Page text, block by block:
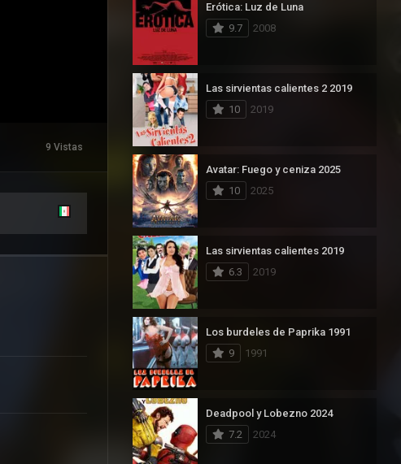
9 Vistas
Erótica: Luz de Luna
9.7
2008
Las sirvientas calientes 2 2019
10
2019
Avatar: Fuego y ceniza 2025
10
2025
Las sirvientas calientes 2019
6.3
2019
Los burdeles de Paprika 1991
9
1991
Deadpool y Lobezno 2024
7.2
2024